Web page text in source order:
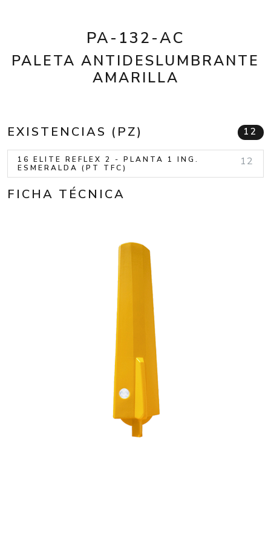
PA-132-AC
PALETA ANTIDESLUMBRANTE
AMARILLA
EXISTENCIAS (PZ) 12
16 ELITE REFLEX 2 - PLANTA 1 ING.
ESMERALDA (PT TFC)
12
FICHA TÉCNICA